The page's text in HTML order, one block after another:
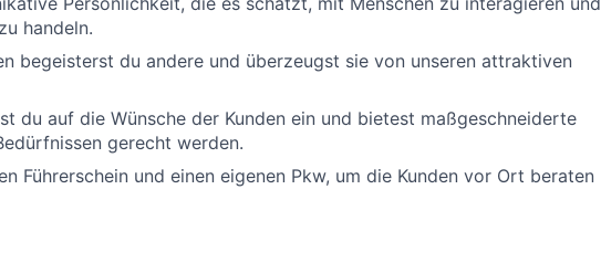
handeln.
begeisterst du andere und überzeugst sie von unseren attraktiven
du auf die Wünsche der Kunden ein und bietest maßgeschneiderte
gerecht werden.
Führerschein und einen eigenen Pkw, um die Kunden vor Ort beraten